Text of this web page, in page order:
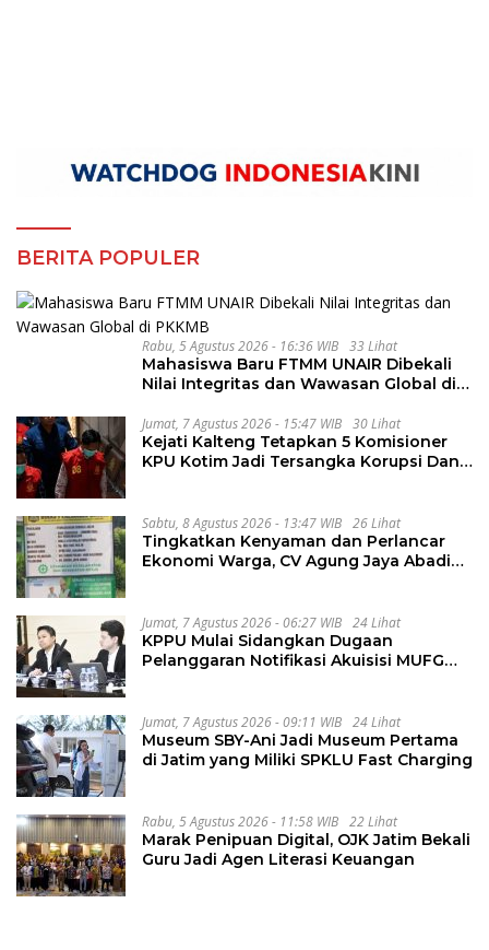
BERITA POPULER
Rabu, 5 Agustus 2026 - 16:36 WIB 33 Lihat
Mahasiswa Baru FTMM UNAIR Dibekali
Nilai Integritas dan Wawasan Global di
Jumat, 7 Agustus 2026 - 15:47 WIB 30 Lihat
Kejati Kalteng Tetapkan 5 Komisioner
KPU Kotim Jadi Tersangka Korupsi Dana
Sabtu, 8 Agustus 2026 - 13:47 WIB 26 Lihat
Tingkatkan Kenyaman dan Perlancar
Ekonomi Warga, CV Agung Jaya Abadi
Jumat, 7 Agustus 2026 - 06:27 WIB 24 Lihat
KPPU Mulai Sidangkan Dugaan
Pelanggaran Notifikasi Akuisisi MUFG
Jumat, 7 Agustus 2026 - 09:11 WIB 24 Lihat
Museum SBY-Ani Jadi Museum Pertama
di Jatim yang Miliki SPKLU Fast Charging
Rabu, 5 Agustus 2026 - 11:58 WIB 22 Lihat
Marak Penipuan Digital, OJK Jatim Bekali
Guru Jadi Agen Literasi Keuangan